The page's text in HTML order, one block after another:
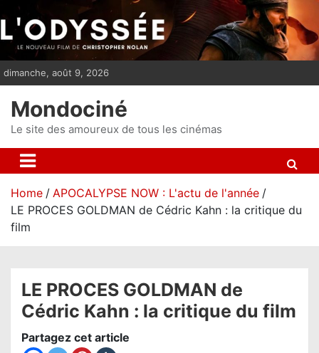
i
p
t
n
dimanche, août 9, 2026
Mondociné
Le site des amoureux de tous les cinémas
Home
APOCALYPSE NOW : L'actu de l'année
LE PROCES GOLDMAN de Cédric Kahn : la critique du
film
LE PROCES GOLDMAN de
Cédric Kahn : la critique du film
Partagez cet article